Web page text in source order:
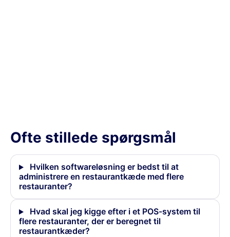
Ofte stillede spørgsmål
Hvilken softwareløsning er bedst til at
administrere en restaurantkæde med flere
restauranter?
Hvad skal jeg kigge efter i et POS-system til
flere restauranter, der er beregnet til
restaurantkæder?